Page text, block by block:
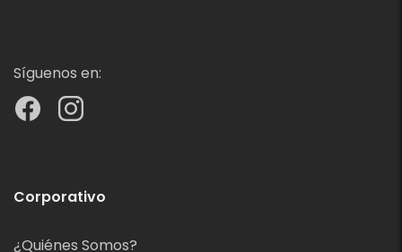
Síguenos en:
Corporativo
¿Quiénes Somos?